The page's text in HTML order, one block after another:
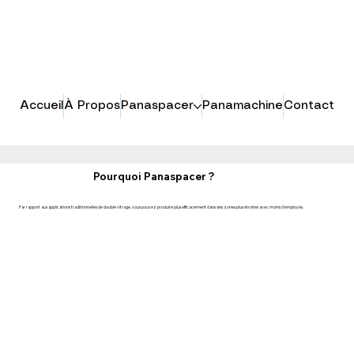
Accueil À Propos Panaspacer Panamachine Contact
Pourquoi Panaspacer ?
Par rapport aux applications traditionnelles de double vitrage, vous pouvez produire plus efficacement dans des zones plus étroites avec moins d’employés.